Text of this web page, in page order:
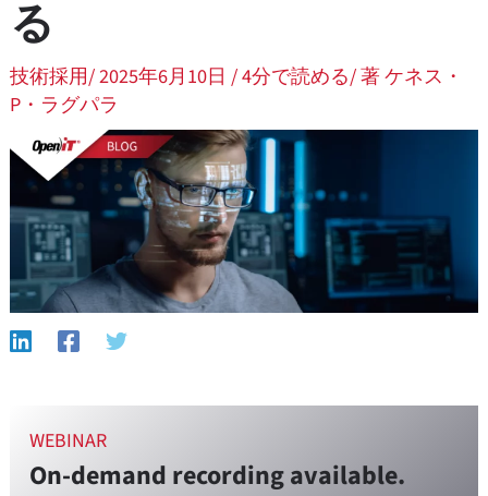
る
技術採用/2025年6月10日/ 4分で読める/ 著ケネス・
P・ラグパラ
WEBINAR
On-demand recording available.